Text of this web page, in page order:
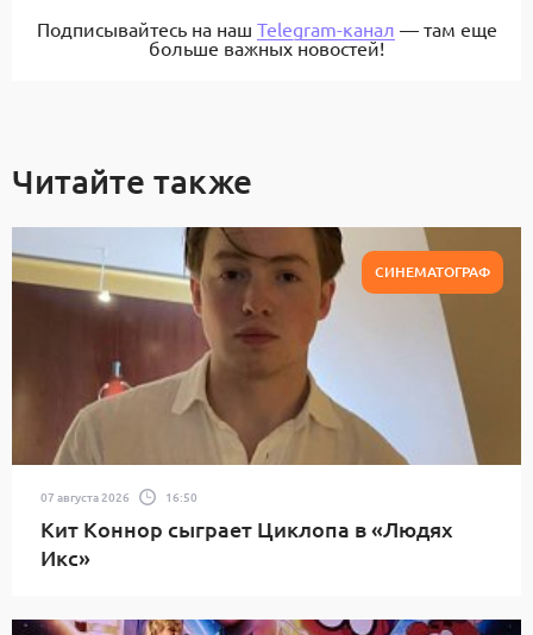
Подписывайтесь на наш Telegram-канал — там еще
больше важных новостей!
Читайте также
СИНЕМАТОГРАФ
07 августа 2026 16:50
Кит Коннор сыграет Циклопа в «Людях
Икс»